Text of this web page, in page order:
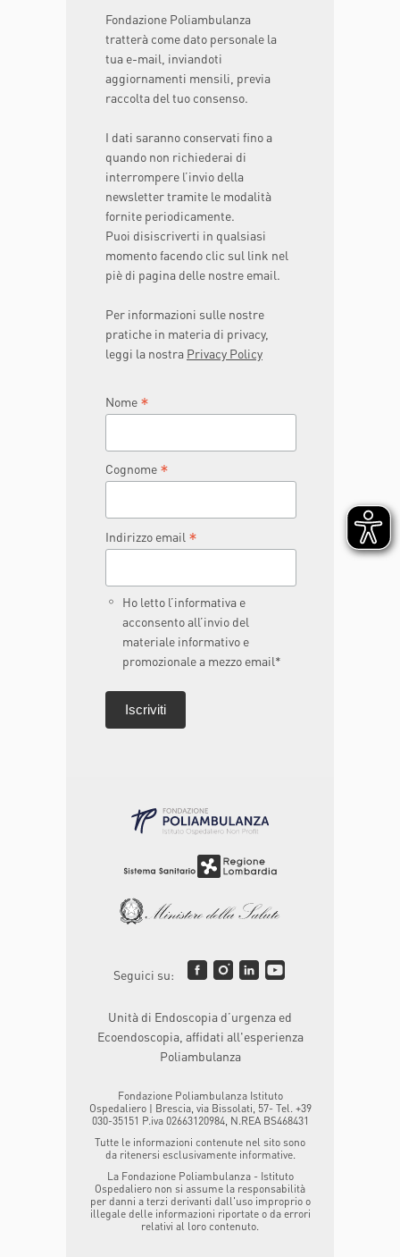
Fondazione Poliambulanza
tratterà come dato personale la
tua e-mail, inviandoti
aggiornamenti mensili, previa
raccolta del tuo consenso.
I dati saranno conservati fino a
quando non richiederai di
interrompere l’invio della
newsletter tramite le modalità
fornite periodicamente.
Puoi disiscriverti in qualsiasi
momento facendo clic sul link nel
piè di pagina delle nostre email.
Per informazioni sulle nostre
pratiche in materia di privacy,
leggi la nostra Privacy Policy
Nome *
Cognome *
Indirizzo email *
Ho letto l’informativa e
acconsento all’invio del
materiale informativo e
promozionale a mezzo email*
Seguici su:
Unità di Endoscopia d’urgenza ed
Ecoendoscopia, affidati all'esperienza
Poliambulanza
Fondazione Poliambulanza Istituto
Ospedaliero | Brescia, via Bissolati, 57- Tel. +39
030-35151 P.iva 02663120984, N.REA BS468431
Tutte le informazioni contenute nel sito sono
da ritenersi esclusivamente informative.
La Fondazione Poliambulanza - Istituto
Ospedaliero non si assume la responsabilità
per danni a terzi derivanti dall'uso improprio o
illegale delle informazioni riportate o da errori
relativi al loro contenuto.